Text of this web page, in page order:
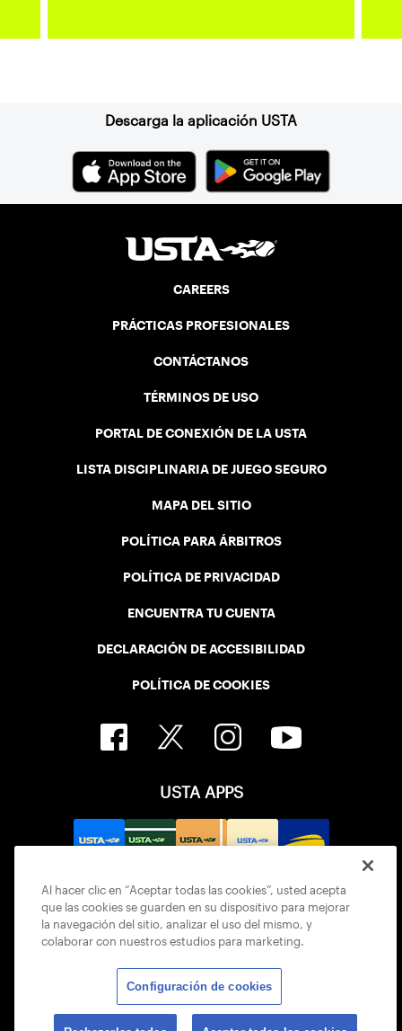
Descarga la aplicación USTA
CAREERS
PRÁCTICAS PROFESIONALES
CONTÁCTANOS
TÉRMINOS DE USO
PORTAL DE CONEXIÓN DE LA USTA
LISTA DISCIPLINARIA DE JUEGO SEGURO
MAPA DEL SITIO
POLÍTICA PARA ÁRBITROS
POLÍTICA DE PRIVACIDAD
ENCUENTRA TU CUENTA
DECLARACIÓN DE ACCESIBILIDAD
POLÍTICA DE COOKIES
USTA APPS
© 2026 USTA ALL RIGHTS RESERVED
Al hacer clic en “Aceptar todas las cookies”, usted acepta
que las cookies se guarden en su dispositivo para mejorar
la navegación del sitio, analizar el uso del mismo, y
colaborar con nuestros estudios para marketing.
Configuración de cookies